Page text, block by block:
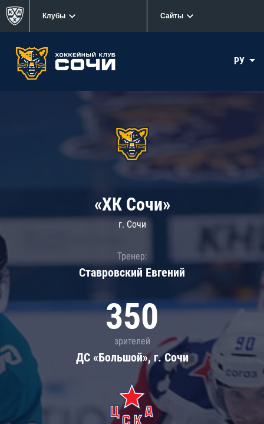
Клубы Сайты
РУ
«ХК Сочи»
г. Сочи
Тренер:
Ставровский Евгений
350
зрителей
ДС «Большой», г. Сочи